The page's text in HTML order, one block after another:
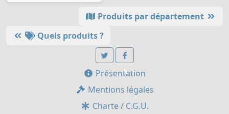
Produits par département
Quels produits ?
Présentation
Mentions légales
Charte / C.G.U.